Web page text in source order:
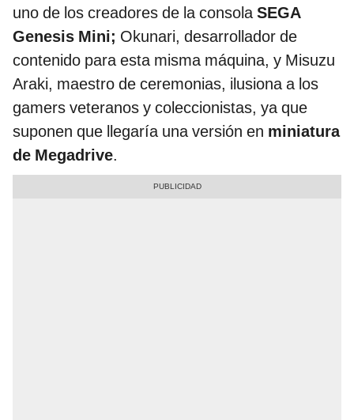
uno de los creadores de la consolaSEGA
Genesis Mini; Okunari, desarrollador de
contenido para esta misma máquina, y Misuzu
Araki, maestro de ceremonias, ilusiona a los
gamers veteranos y coleccionistas, ya que
suponen que llegaría una versión en miniatura
de Megadrive.